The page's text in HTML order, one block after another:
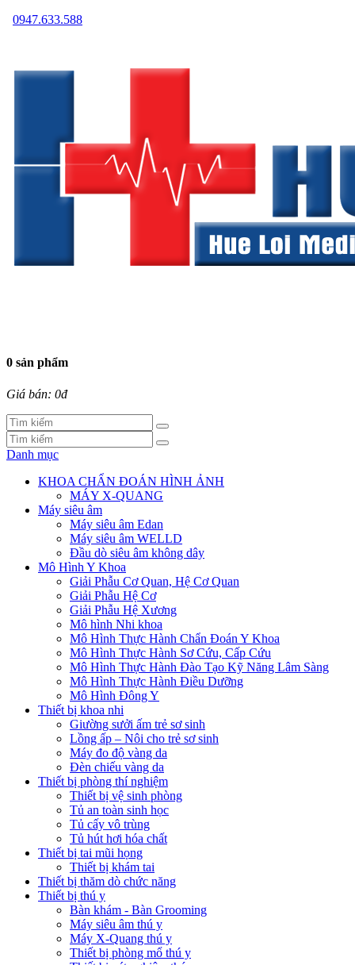
0947.633.588
0 sản phẩm
Giá bán: 0đ
Danh mục
KHOA CHẨN ĐOÁN HÌNH ẢNH
MÁY X-QUANG
Máy siêu âm
Máy siêu âm Edan
Máy siêu âm WELLD
Đầu dò siêu âm không dây
Mô Hình Y Khoa
Giải Phẫu Cơ Quan, Hệ Cơ Quan
Giải Phẫu Hệ Cơ
Giải Phẫu Hệ Xương
Mô hình Nhi khoa
Mô Hình Thực Hành Chẩn Đoán Y Khoa
Mô Hình Thực Hành Sơ Cứu, Cấp Cứu
Mô Hình Thực Hành Đào Tạo Kỹ Năng Lâm Sàng
Mô Hình Thực Hành Điều Dưỡng
Mô Hình Đông Y
Thiết bị khoa nhi
Giường sưởi ấm trẻ sơ sinh
Lồng ấp – Nôi cho trẻ sơ sinh
Máy đo độ vàng da
Đèn chiếu vàng da
Thiết bị phòng thí nghiệm
Thiết bị vệ sinh phòng
Tủ an toàn sinh học
Tủ cấy vô trùng
Tủ hút hơi hóa chất
Thiết bị tai mũi họng
Thiết bị khám tai
Thiết bị thăm dò chức năng
Thiết bị thú y
Bàn khám - Bàn Grooming
Máy siêu âm thú y
Máy X-Quang thú y
Thiết bị phòng mổ thú y